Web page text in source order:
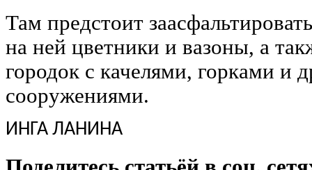
Там предстоит
на ней цветники и вазоны, а
городок с качелями, горками и
сооружениями.
ИНГА ЛАНИНА